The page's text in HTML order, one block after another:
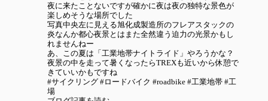
夜に来たことないですが確かに夜は夜の独特な景色が
楽しめそうな場所でした
写真中央左に見える旭化成製造所のフレアスタックの
炎なんか都心夜景とはまた全然違う迫力の光景かもし
れませんねー
あ、この夏は「工業地帯ナイトライド」やろうかな？
夜景の中を走って暑くなったらTREXも近いから休憩で
きていいかもですね
#サイクリング #ロードバイク #roadbike #工業地帯 #工
場